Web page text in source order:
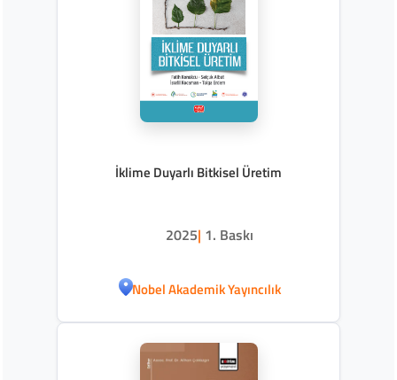
İklime Duyarlı Bitkisel Üretim
2025| 1. Baskı
Nobel Akademik Yayıncılık